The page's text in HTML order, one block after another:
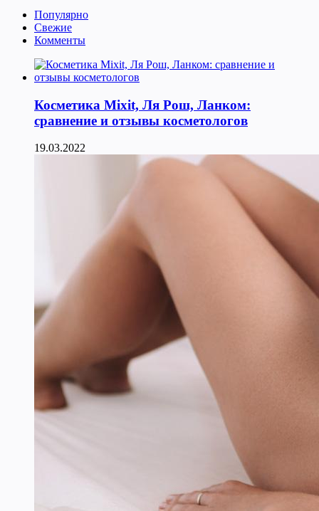
Популярно
Свежие
Комменты
Косметика Мixit, Ля Рош, Ланком:
сравнение и отзывы косметологов
19.03.2022